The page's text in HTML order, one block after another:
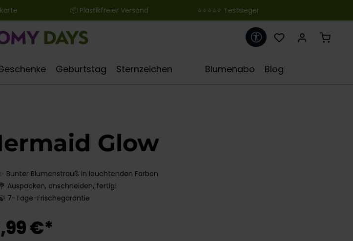
📦 Plastikfreier Versand ‎ ‎ ‎ ‎ ‎ ‎ ‎ ‎ ‎ ‎ ‎ ‎ ‎ ‎ ‎ ‎ ‎ ‎ ‎ ‎ ‎ ‎ ‎ ‎ ‎⭐⭐⭐⭐⭐ Testsieger
Werkzeugleiste anzeigen
Geburtstag Sternzeichen Blumenabo Blog
Glow
Bunter Blumenstrauß in leuchtenden Farben
💐 Auspacken, anschneiden, fertig!
7-Tage-Frischegarantie
€*